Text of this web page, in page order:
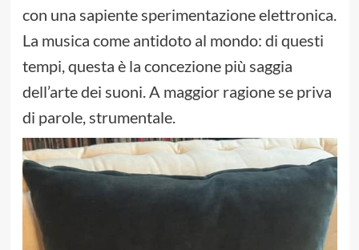
con una sapiente sperimentazione elettronica.
La musica come antidoto al mondo: di questi
tempi, questa è la concezione più saggia
dell’arte dei suoni. A maggior ragione se priva
di parole, strumentale.